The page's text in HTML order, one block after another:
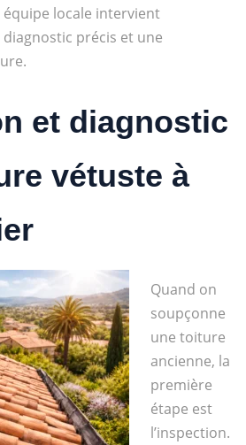
locale intervient
précis et une
et diagnostic
vétuste à
Quand on
soupçonne
une toiture
ancienne, la
première
étape est
l’inspection.